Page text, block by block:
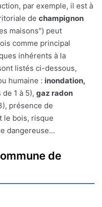
par exemple, il est à
de champignon
maisons") peut
comme principal
inhérents à la
listés ci-dessous,
humaine : inondation,
1 à 5), gaz radon
présence de
le bois, risque
dangereuse...
de